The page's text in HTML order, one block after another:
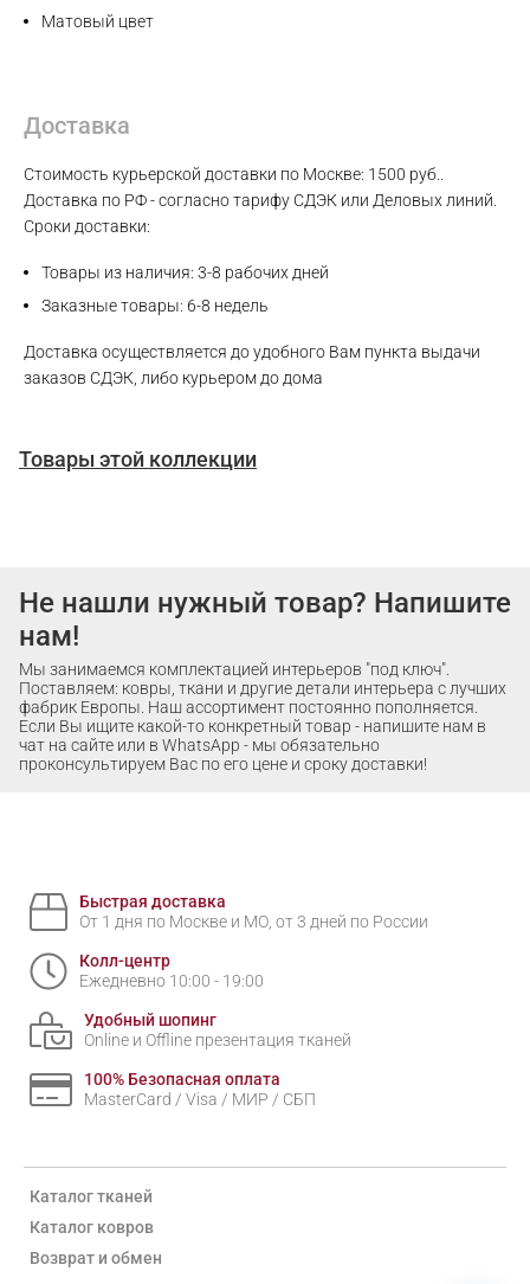
Матовый цвет
Доставка
Стоимость курьерской доставки по Москве: 1500 руб..
Доставка по РФ - согласно тарифу СДЭК или Деловых линий.
Сроки доставки:
Товары из наличия: 3-8 рабочих дней
Заказные товары: 6-8 недель
Доставка осуществляется до удобного Вам пункта выдачи
заказов СДЭК, либо курьером до дома
Товары этой коллекции
Не нашли нужный товар? Напишите
нам!
Мы занимаемся комплектацией интерьеров "под ключ".
Поставляем: ковры, ткани и другие детали интерьера с лучших
фабрик Европы. Наш ассортимент постоянно пополняется.
Если Вы ищите какой-то конкретный товар - напишите нам в
чат на сайте или в WhatsApp - мы обязательно
проконсультируем Вас по его цене и сроку доставки!
Быстрая доставка
От 1 дня по Москве и МО, от 3 дней по России
Колл-центр
Ежедневно 10:00 - 19:00
Удобный шопинг
Online и Offline презентация тканей
100% Безопасная оплата
MasterCard / Visa / МИР / СБП
Каталог тканей
Каталог ковров
Возврат и обмен